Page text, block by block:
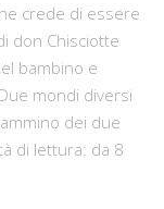
crede di essere
don Chisciotte
bambino e
mondi diversi
dei due
di lettura: da 8